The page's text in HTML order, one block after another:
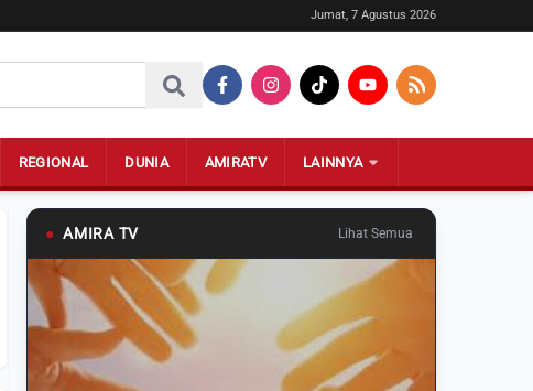
Jumat, 7 Agustus 2026
REGIONAL DUNIA AMIRATV LAINNYA
● AMIRA TV Lihat Semua